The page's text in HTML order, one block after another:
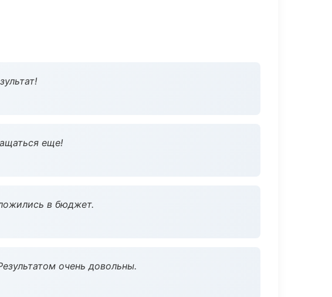
еще!
в бюджет.
очень довольны.